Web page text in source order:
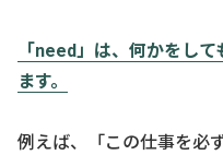
「need」は、何かをし
ます。
例えば、「この仕事を必